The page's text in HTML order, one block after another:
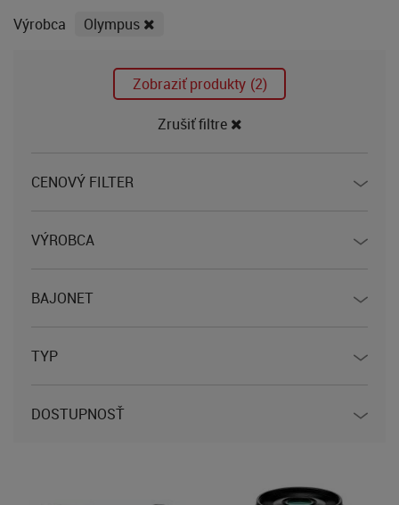
CENOVÝ FILTER
VÝROBCA
BAJONET
TYP
DOSTUPNOSŤ
Zobraziť produkty (2)
Zrušiť filtre
Výrobca Olympus